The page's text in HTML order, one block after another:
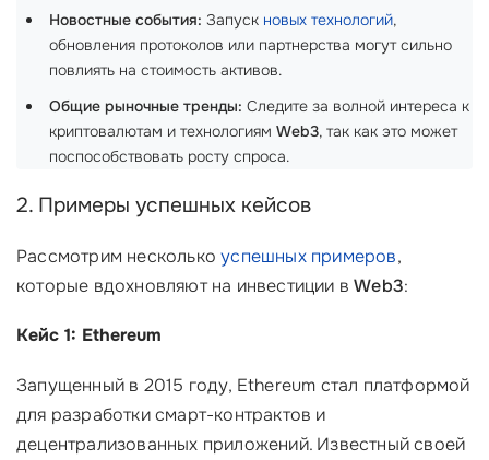
Новостные события: Запуск новых технологий,
обновления протоколов или партнерства могут сильно
повлиять на стоимость активов.
Общие рыночные тренды: Следите за волной интереса к
криптовалютам и технологиям Web3, так как это может
поспособствовать росту спроса.
2. Примеры успешных кейсов
Рассмотрим несколькоуспешных примеров,
которые вдохновляют на инвестиции вWeb3:
Кейс 1: Ethereum
Запущенный в 2015 году, Ethereum стал платформой
для разработки смарт-контрактов и
децентрализованных приложений. Известный своей